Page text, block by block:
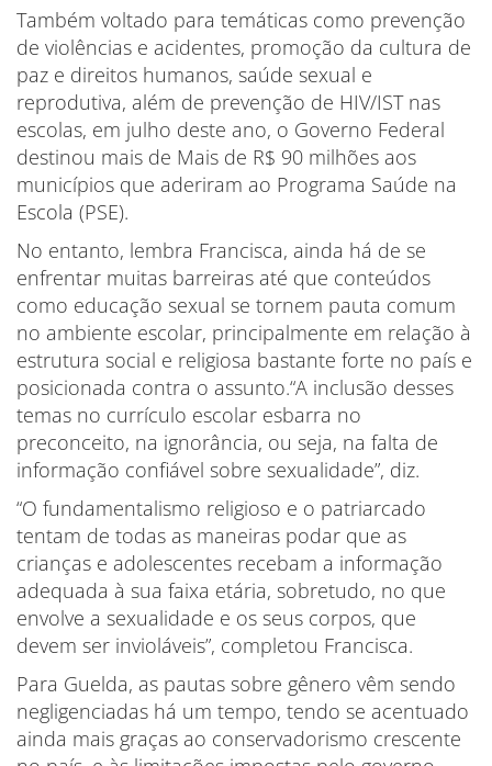
Também voltado para temáticas como prevenção
de violências e acidentes, promoção da cultura de
paz e direitos humanos, saúde sexual e
reprodutiva, além de prevenção de HIV/IST nas
escolas, em julho deste ano, o Governo Federal
destinou mais de Mais de R$ 90 milhões aos
municípios que aderiram ao Programa Saúde na
Escola (PSE).
No entanto, lembra Francisca, ainda há de se
enfrentar muitas barreiras até que conteúdos
como educação sexual se tornem pauta comum
no ambiente escolar, principalmente em relação à
estrutura social e religiosa bastante forte no país e
posicionada contra o assunto.“A inclusão desses
temas no currículo escolar esbarra no
preconceito, na ignorância, ou seja, na falta de
informação confiável sobre sexualidade”, diz.
“O fundamentalismo religioso e o patriarcado
tentam de todas as maneiras podar que as
crianças e adolescentes recebam a informação
adequada à sua faixa etária, sobretudo, no que
envolve a sexualidade e os seus corpos, que
devem ser invioláveis”, completou Francisca.
Para Guelda, as pautas sobre gênero vêm sendo
negligenciadas há um tempo, tendo se acentuado
ainda mais graças ao conservadorismo crescente